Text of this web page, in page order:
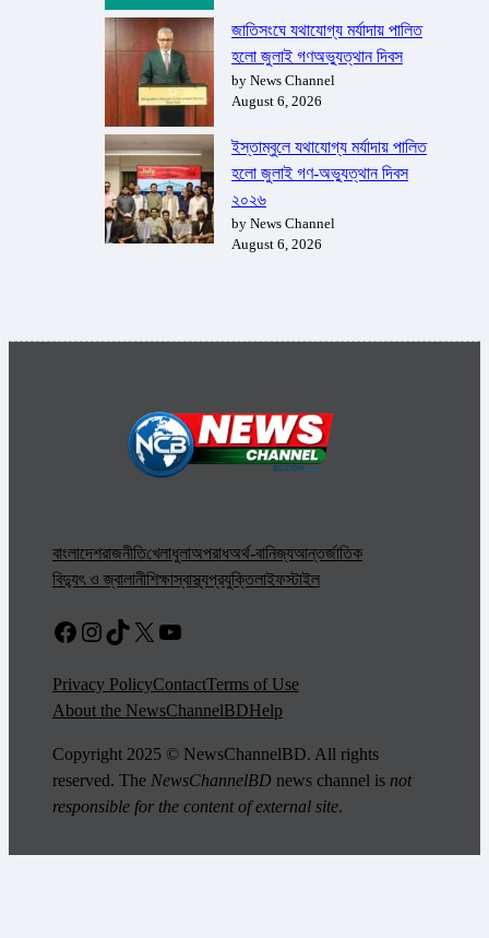
জাতিসংঘে যথাযোগ্য মর্যাদায় পালিত
হলো জুলাই গণঅভ্যুত্থান দিবস
by News Channel
August 6, 2026
ইস্তাম্বুলে যথাযোগ্য মর্যাদায় পালিত
হলো জুলাই গণ-অভ্যুত্থান দিবস
২০২৬
by News Channel
August 6, 2026
বাংলাদেশরাজনীতিখেলাধুলাঅপরাধঅর্থ-বানিজ্যআন্তর্জাতিক
বিদ্যুৎ ও জ্বালানীশিক্ষাস্বাস্থ্যপ্রযুক্তিলাইফস্টাইল
Facebook
Instagram
TikTok
X YouTube
Privacy PolicyContactTerms of Use
About the NewsChannelBDHelp
Copyright 2025 © NewsChannelBD. All rights
reserved. The NewsChannelBD news channel is not
responsible for the content of external site.